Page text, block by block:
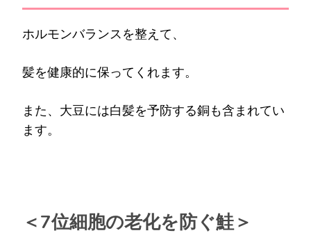
ホルモンバランスを整えて、
髪を健康的に保ってくれます。
また、大豆には白髪を予防する銅も含まれてい
ます。
＜7位細胞の老化を防ぐ鮭＞